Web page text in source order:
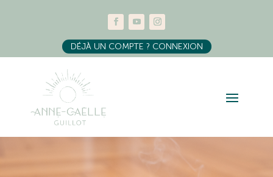
DÉJÀ UN COMPTE ? CONNEXION